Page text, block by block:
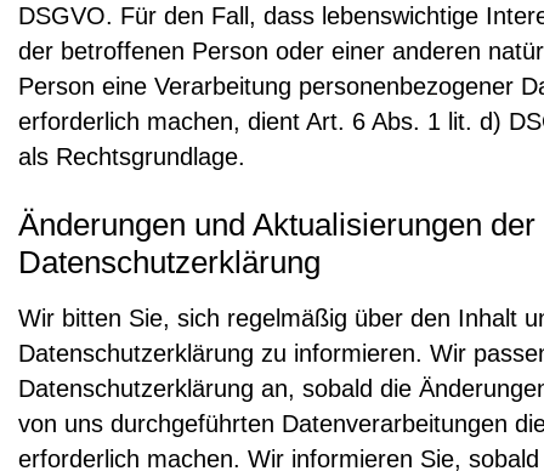
DSGVO. Für den Fall, dass lebenswichtige
der betroffenen Person oder einer anderen
Person eine Verarbeitung personenbezogener
erforderlich machen, dient Art. 6 Abs. 1 lit. d)
als Rechtsgrundlage.
Änderungen und Aktualisierungen der
Datenschutzerklärung
Wir bitten Sie, sich regelmäßig über den Inhalt
Datenschutzerklärung zu informieren. Wir
Datenschutzerklärung an, sobald die
von uns durchgeführten Datenverarbeitungen
erforderlich machen. Wir informieren Sie,